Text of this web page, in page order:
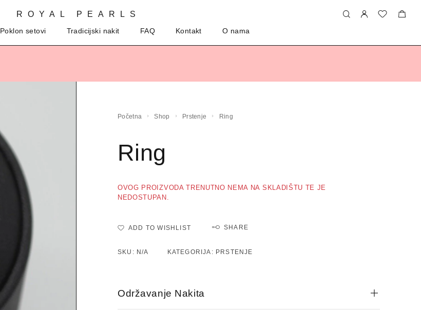
ROYAL PEARLS
Poklon setovi Tradicijski nakit FAQ Kontakt O nama
Početna Shop Prstenje Ring
Ring
OVOG PROIZVODA TRENUTNO NEMA NA SKLADIŠTU TE JE
NEDOSTUPAN.
ADD TO WISHLIST SHARE
SKU: N/A KATEGORIJA: PRSTENJE
Održavanje Nakita